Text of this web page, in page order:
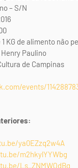
– S/N
KG de alimento não
Paulino
de Campinas
events/
ya0EZzq2w4A
m2hkylYYWbg
Ls_ZNMWQdBg